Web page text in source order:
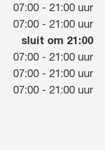
07:00 - 21:00 uur
07:00 - 21:00 uur
sluit om 21:00
07:00 - 21:00 uur
07:00 - 21:00 uur
07:00 - 21:00 uur